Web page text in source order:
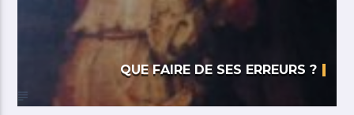
QUE FAIRE DE SES ERREURS ?